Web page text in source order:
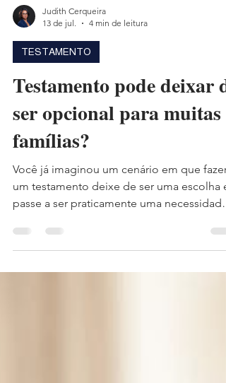
13 de jul.
4 min de leitura
Testamento pode deixar de
ser opcional para muitas
famílias?
Você já imaginou um cenário em que fazer
um testamento deixe de ser uma escolha e
passe a ser praticamente uma necessidade